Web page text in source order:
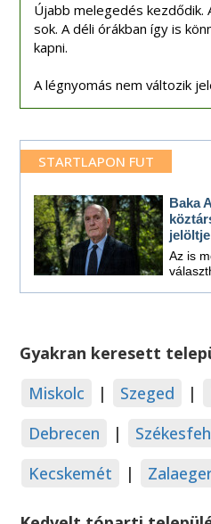
Újabb melegedés kezdődik.
sok. A déli órákban így is
kapni.
A légnyomás nem változik
STARTLAPON FUT
Baka
jelöltje
Az is
Gyakran keresett
Miskolc
| Szeged |
Debrecen
|
Kecskemét
|